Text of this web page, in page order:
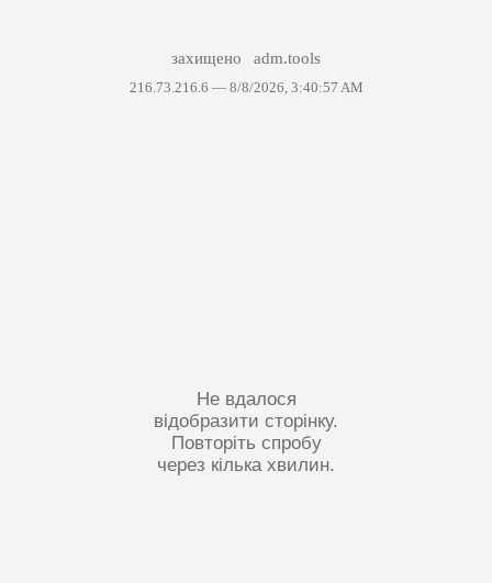
захищено adm.tools
216.73.216.6 — 8/8/2026, 3:40:57 AM
Не вдалося
відобразити сторінку.
Повторіть спробу
через кілька хвилин.